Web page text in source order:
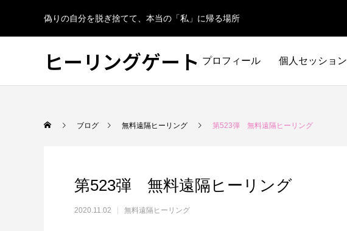
偽りの自分を脱ぎ捨てて、本当の「私」に帰る場所
ヒーリングゲート プロフィール 個人セッション
ブログ 無料遠隔ヒーリング 第523弾 無料遠隔ヒーリング
第523弾 無料遠隔ヒーリング
2020.11.02 無料遠隔ヒーリング